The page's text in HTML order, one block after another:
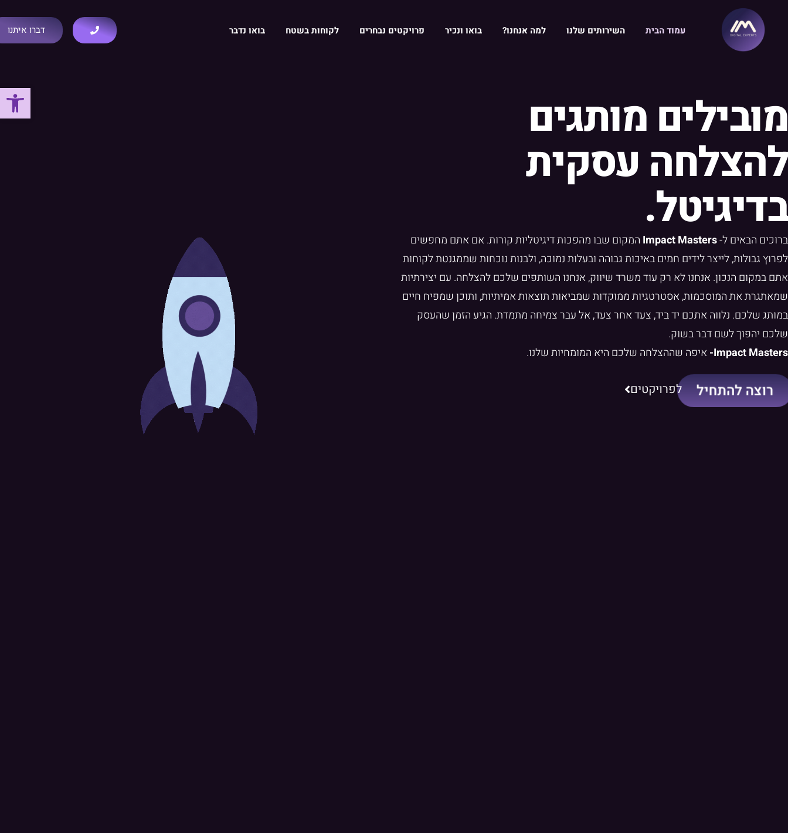
עמוד הבית השירותים שלנו למה אנחנו? בואו ונכיר פרויקטים נבחרים לקוחות בשטח בואו נדבר דברו איתנו
מובילים מותגים
להצלחה עסקית
בדיגיטל.
ברוכים הבאים ל-
המקום שבו מהפכות דיגיטליות קורות. אם אתם מחפשים
לפרוץ גבולות, לייצר לידים חמים באיכות גבוהה ובעלות נמוכה, ולבנות נוכחות שממגנטת לקוחות
אתם במקום הנכון. אנחנו לא רק עוד משרד שיווק, אנחנו השותפים שלכם להצלחה. עם יצירתיות
שמאתגרת את המוסכמות, אסטרטגיות ממוקדות שמביאות תוצאות אמיתיות, ותוכן שמפיח חיים
במותג שלכם. נלווה אתכם יד ביד, צעד אחר צעד, אל עבר צמיחה מתמדת. הגיע הזמן שהעסק
שלכם יהפוך לשם דבר בשוק.
Impact Masters- איפה שההצלחה שלכם היא המומחיות שלנו.
רוצה להתחיל לפרויקטים